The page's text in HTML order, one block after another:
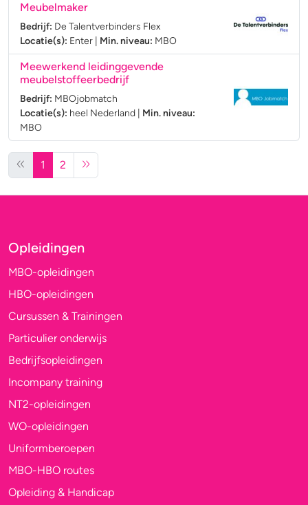
Meubelmaker
Bedrijf: De Talentverbinders Flex
Locatie(s): Enter Min. niveau: MBO
Meewerkend leidinggevende
meubelstoffeerbedrijf
Bedrijf: MBOjobmatch
Locatie(s): heel Nederland
Min. niveau:
MBO
1 2
Opleidingen
MBO-opleidingen
HBO-opleidingen
Cursussen & Trainingen
Particulier onderwijs
Bedrijfsopleidingen
Incompany training
NT2-opleidingen
WO-opleidingen
Uniformberoepen
MBO-HBO routes
Opleiding & Handicap